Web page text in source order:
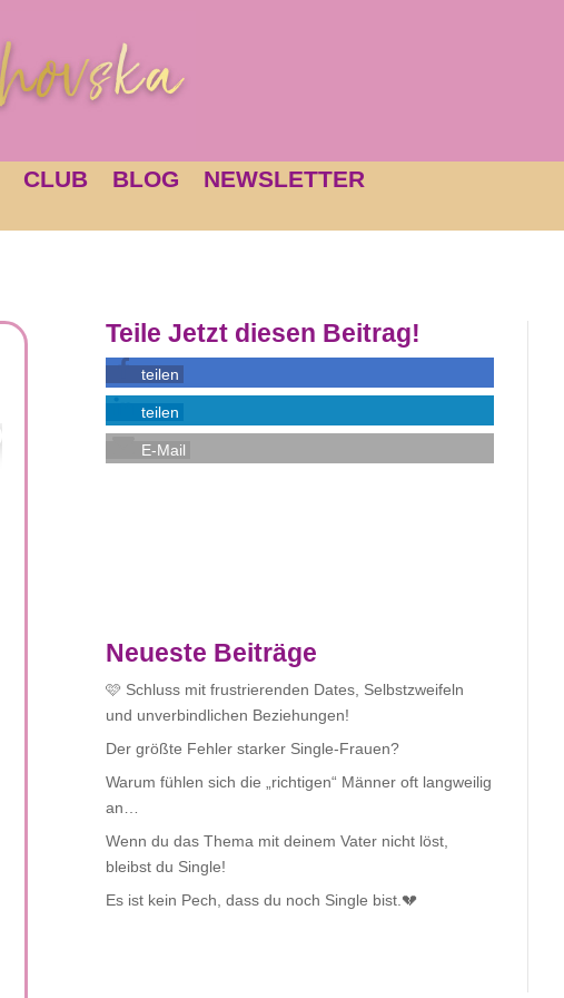
CLUB BLOG
NEWSLETTER
Teile Jetzt diesen Beitrag!
teilen
teilen
E-Mail
Neueste Beiträge
🩷 Schluss mit frustrierenden Dates, Selbstzweifeln
und unverbindlichen Beziehungen!
Der größte Fehler starker Single-Frauen?
Warum fühlen sich die „richtigen“ Männer oft langweilig
an…
Wenn du das Thema mit deinem Vater nicht löst,
bleibst du Single!
Es ist kein Pech, dass du noch Single bist.💔